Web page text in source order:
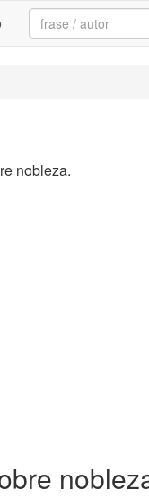
Search:
nobleza.